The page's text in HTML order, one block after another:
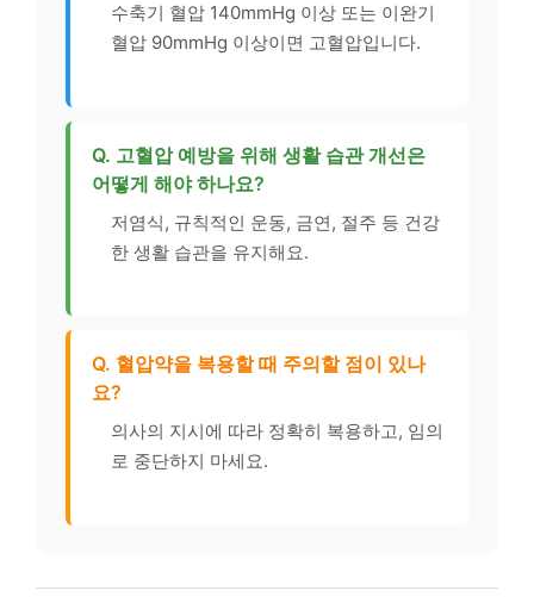
수축기 혈압 140mmHg 이상 또는 이완기
혈압 90mmHg 이상이면 고혈압입니다.
Q. 고혈압 예방을 위해 생활 습관 개선은
어떻게 해야 하나요?
저염식, 규칙적인 운동, 금연, 절주 등 건강
한 생활 습관을 유지해요.
Q. 혈압약을 복용할 때 주의할 점이 있나
요?
의사의 지시에 따라 정확히 복용하고, 임의
로 중단하지 마세요.